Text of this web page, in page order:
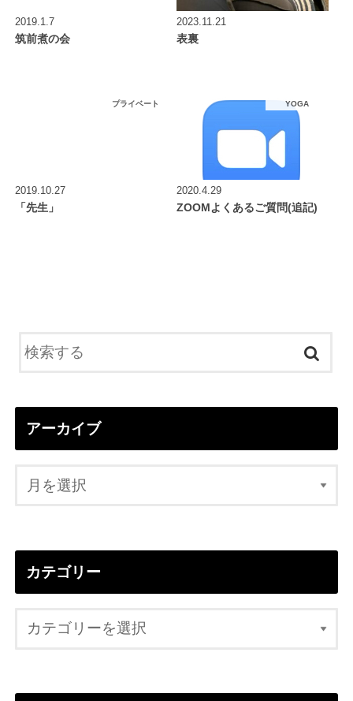
2019.1.7
筑前煮の会
2023.11.21
表裏
プライベート
2019.10.27
「先生」
YOGA
2020.4.29
ZOOMよくあるご質問(追記)
アーカイブ
カテゴリー